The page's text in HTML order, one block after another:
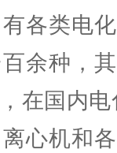
各类电
余种，
在国内
心机和